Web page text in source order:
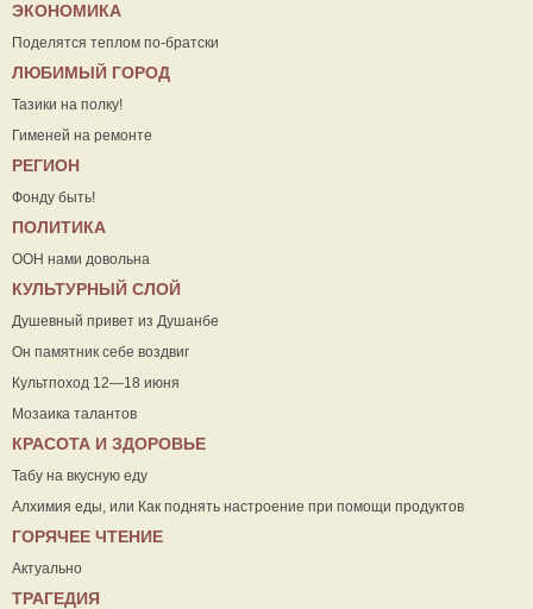
ЭКОНОМИКА
Поделятся теплом по-братски
ЛЮБИМЫЙ ГОРОД
Тазики на полку!
Гименей на ремонте
РЕГИОН
Фонду быть!
ПОЛИТИКА
ООН нами довольна
КУЛЬТУРНЫЙ СЛОЙ
Душевный привет из Душанбе
Он памятник себе воздвиг
Культпоход 12—18 июня
Мозаика талантов
КРАСОТА И ЗДОРОВЬЕ
Табу на вкусную еду
Алхимия еды, или Как поднять настроение при помощи продуктов
ГОРЯЧЕЕ ЧТЕНИЕ
Актуально
ТРАГЕДИЯ